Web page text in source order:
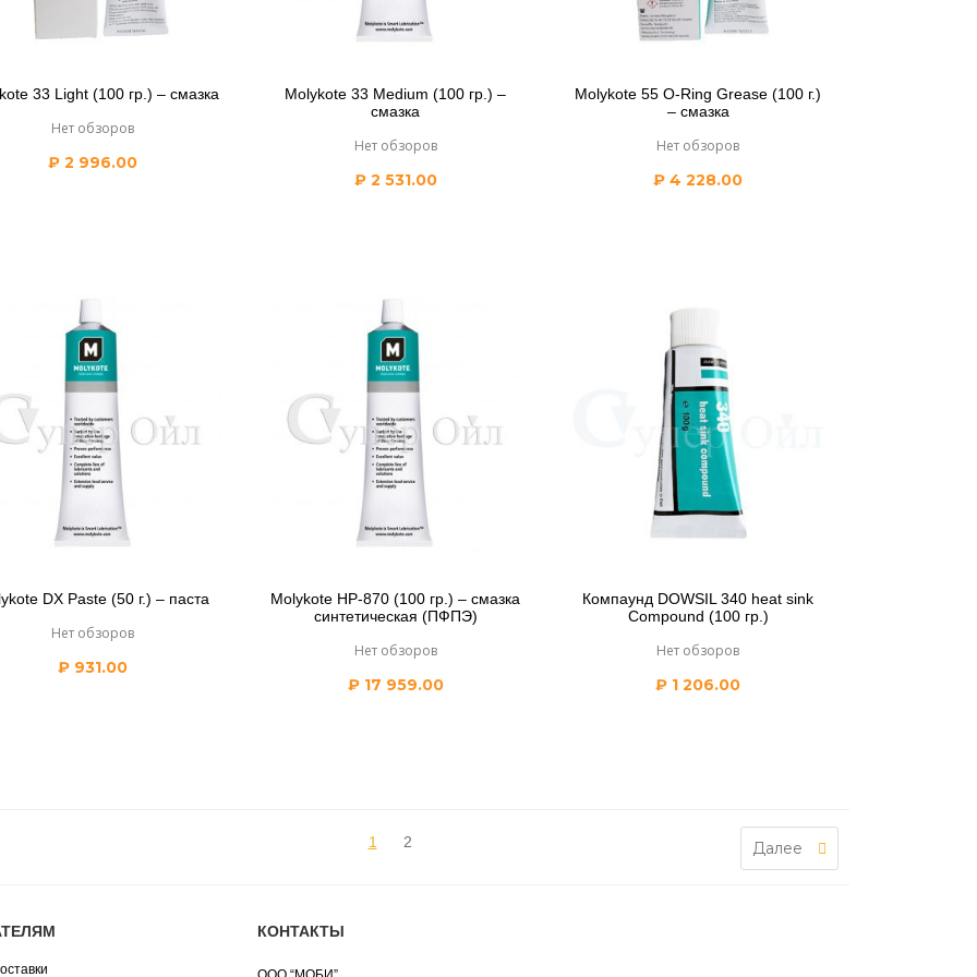
33 Light (100 гр.) – смазка
Нет обзоров
₽ 2 996.00
Molykote 33 Medium (100 гр.) –
смазка
Нет обзоров
₽2 531.00
Molykote 55 O-Ring Grease (100 г.)
– смазка
Нет обзоров
₽ 4 228.00
DX Paste (50 г.) – паста
Нет обзоров
₽ 931.00
Molykote НP-870 (100 гр.) – смазка
синтетическая (ПФПЭ)
Нет обзоров
₽17 959.00
Компаунд DOWSIL 340 heat sink
Compound (100 гр.)
Нет обзоров
₽ 1 206.00
1 2 Далее
КОНТАКТЫ